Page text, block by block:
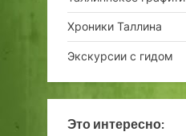
Хроники Таллина
Экскурсии с гидом
Это интересно: